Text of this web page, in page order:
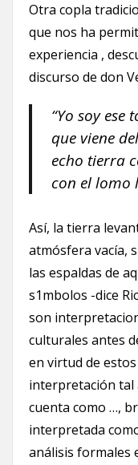
Otra copla
que nos ha
experiencia ,
discurso de don
“Yo soy ese
que viene
echo tierra
con el lomo
Así, la tierra
atmósfera vacía,
las espaldas de
s1mbolos -dice
son
culturales antes
en virtud de
interpretación tal
cuenta como …,
interpretada
análisis formales